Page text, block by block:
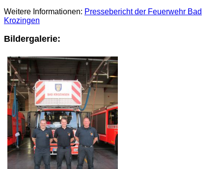
Weitere Informationen: Pressebericht der Feuerwehr Bad
Krozingen
Bildergalerie: